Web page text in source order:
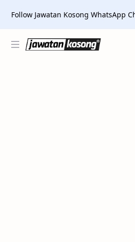
Follow Jawatan Kosong WhatsApp